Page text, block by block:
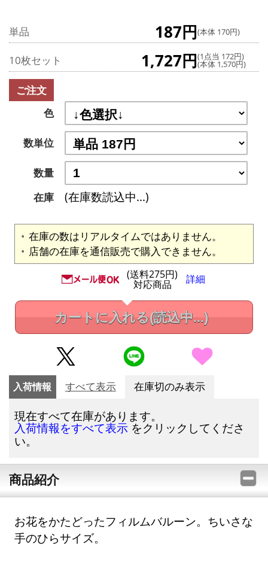
単品 187円(本体 170円)
10枚セット 1,727円(1点当 172円)
(本体 1,570円)
ご注文
色
数単位
数量
在庫
(在庫数読込中...)
在庫の数はリアルタイムではありません。
店舗の在庫を通信販売で購入できません。
(送料275円)
対応商品 詳細
カートに入れる(読込中...)
入荷情報 すべて表示 在庫切のみ表示
現在すべて在庫があります。
入荷情報をすべて表示 をクリックしてくださ
い。
商品紹介
お花をかたどったフィルムバルーン。ちいさな
手のひらサイズ。